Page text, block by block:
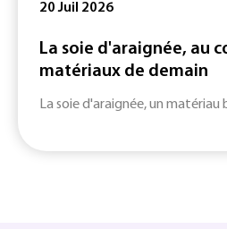
20 Juil 2026
La soie d'araignée, au
matériaux de demain
La soie d'araignée, un